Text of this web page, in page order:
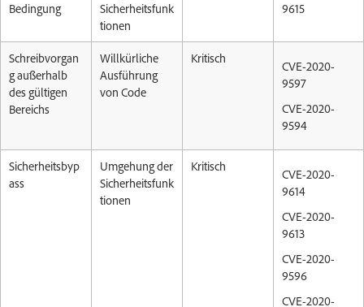
Bedingung
Sicherheitsfunk
tionen
9615
Schreibvorgan
g außerhalb
des gültigen
Bereichs
Willkürliche
Ausführung
von Code
Kritisch
CVE-2020-
9597
CVE-2020-
9594
Sicherheitsbyp
ass
Umgehung der
Sicherheitsfunk
tionen
Kritisch
CVE-2020-
9614
CVE-2020-
9613
CVE-2020-
9596
CVE-2020-